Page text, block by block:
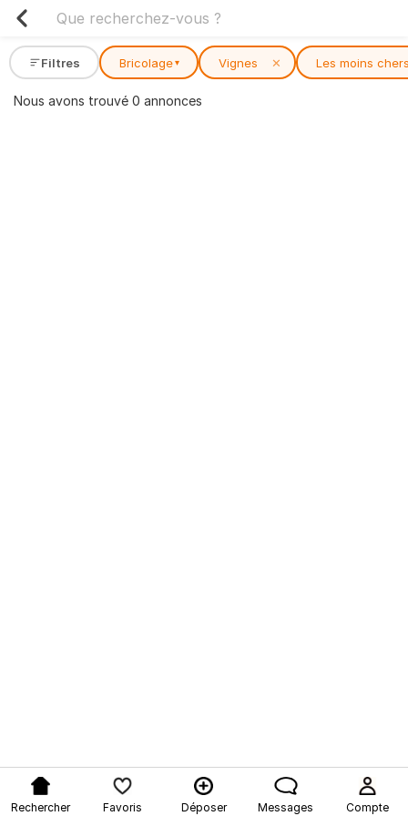
Filtres Bricolage ▾ Vignes ✕ Les moins
Nous avons trouvé 0 annonces
Rechercher Favoris Déposer Messages Compte